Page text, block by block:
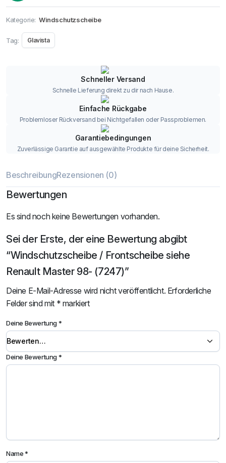
Kategorie: Windschutzscheibe
Tag: Glavista
Schneller Versand
Schnelle Lieferung direkt zu dir nach Hause.
Einfache Rückgabe
Problemloser Rückversand bei Nichtgefallen oder Passproblemen.
Garantiebedingungen
Zuverlässige Garantie auf ausgewählte Produkte für deine Sicherheit.
BeschreibungRezensionen (0)
Bewertungen
Es sind noch keine Bewertungen vorhanden.
Sei der Erste, der eine Bewertung abgibt
“Windschutzscheibe / Frontscheibe siehe
Renault Master 98- (7247)”
Deine E-Mail-Adresse wird nicht veröffentlicht. Erforderliche
Felder sind mit * markiert
Deine Bewertung*
Deine Bewertung*
Name*